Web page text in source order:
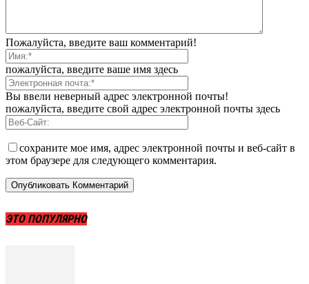
Пожалуйста, введите ваш комментарий!
пожалуйста, введите ваше имя здесь
Вы ввели неверный адрес электронной почты!
пожалуйста, введите свой адрес электронной почты здесь
сохраните мое имя, адрес электронной почты и веб-сайт в
этом браузере для следующего комментария.
ЭТО ПОПУЛЯРНО